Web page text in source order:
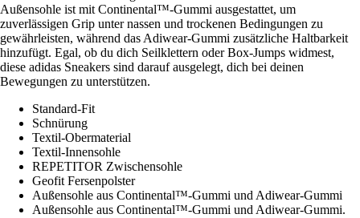
Außensohle ist mit Continental™-Gummi ausgestattet, um
zuverlässigen Grip unter nassen und trockenen Bedingungen zu
gewährleisten, während das Adiwear-Gummi zusätzliche Haltbarkeit
hinzufügt. Egal, ob du dich Seilklettern oder Box-Jumps widmest,
diese adidas Sneakers sind darauf ausgelegt, dich bei deinen
Bewegungen zu unterstützen.
Standard-Fit
Schnürung
Textil-Obermaterial
Textil-Innensohle
REPETITOR Zwischensohle
Geofit Fersenpolster
Außensohle aus Continental™-Gummi und Adiwear-Gummi
Außensohle aus Continental™-Gummi und Adiwear-Gummi.